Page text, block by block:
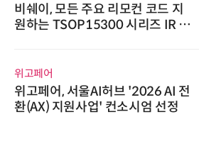
비쉐이, 모든 주요 리모컨 코드 지
원하는 TSOP15300 시리즈 IR 수
위고페어
위고페어, 서울AI허브 '2026 AI 전
환(AX) 지원사업' 컨소시엄 선정